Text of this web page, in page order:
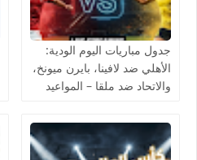
جدول مباريات اليوم الودية:
الأهلي ضد لافينا، بايرن ميونخ،
والاتحاد ضد ملقا – المواعيد